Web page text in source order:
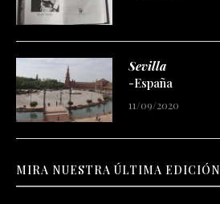
Sevilla
-España
11/09/2020
MIRA NUESTRA ÚLTIMA EDICIÓN